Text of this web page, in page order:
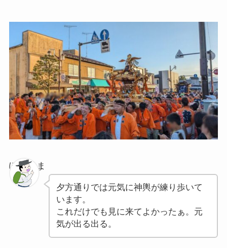
ぽちゃま
夕方通りでは元気に神輿が練り歩いて
います。
これだけでも見に来てよかったぁ。元
気が出る出る。